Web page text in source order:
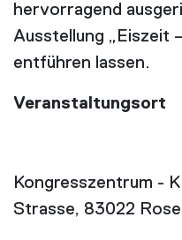
hervorragend
Ausstellung „Eiszeit
entführen lassen.
Veranstaltungsort
Kongresszentrum -
Strasse, 83022